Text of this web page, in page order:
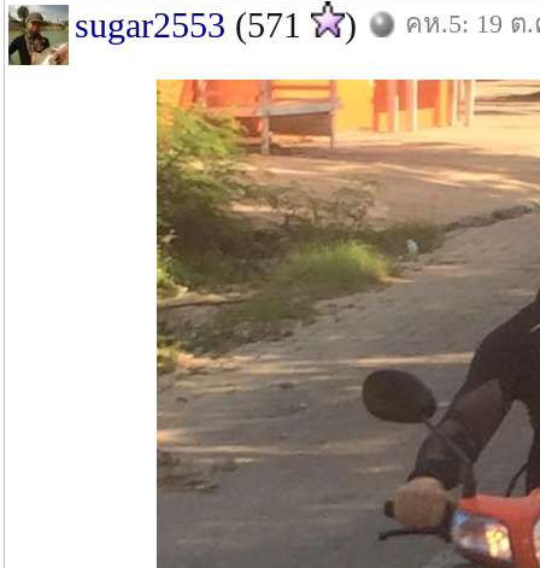
sugar2553 (571 ) คห.5: 19 ต.